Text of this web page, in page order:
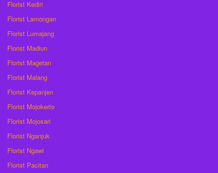
Florist Kediri
Florist Lamongan
Florist Lumajang
Florist Madiun
Florist Magetan
Florist Malang
Florist Kepanjen
Florist Mojokerto
Florist Mojosari
Florist Nganjuk
Florist Ngawi
Florist Pacitan